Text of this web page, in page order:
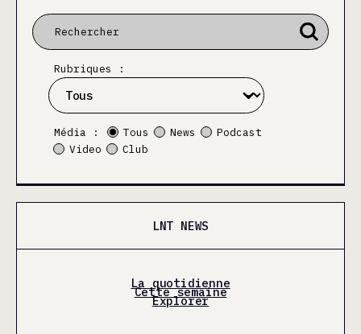
Rubriques :
Média : Tous News
Podcast
Video
Club
LNT NEWS
La quotidienne
Cette semaine
Explorer